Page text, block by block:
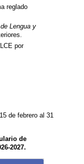
reglado
Lengua y
por
de febrero al 31
de
2027.